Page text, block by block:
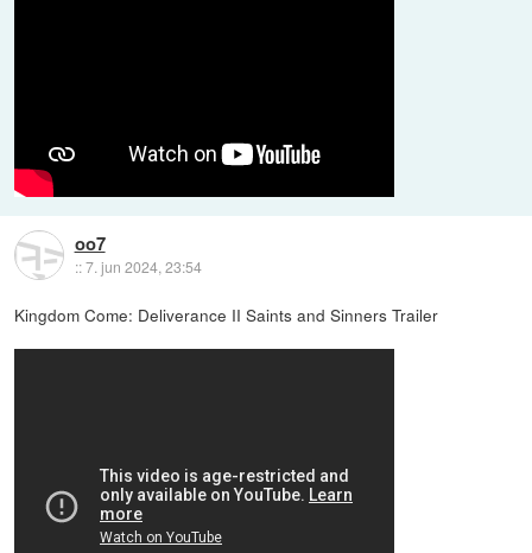
oo7
::7. jun 2024, 23:54
Kingdom Come: Deliverance II Saints and Sinners Trailer